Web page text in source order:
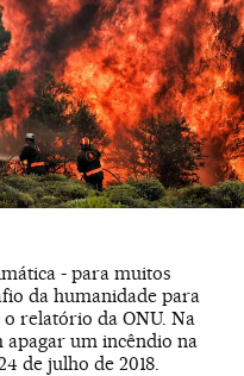
- para muitos
da humanidade para
relatório da ONU. Na
um incêndio na
de julho de 2018.